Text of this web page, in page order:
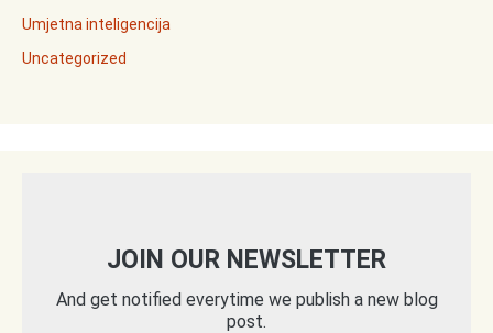
Umjetna inteligencija
Uncategorized
JOIN OUR NEWSLETTER
And get notified everytime we publish a new blog
post.